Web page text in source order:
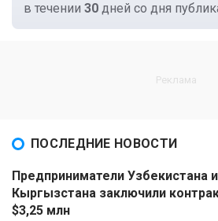
в течении 30 дней со дня
ПОСЛЕДНИЕ НОВОСТИ
Предприниматели Узбекистана и
Кыргызстана заключили
$3,25 млн